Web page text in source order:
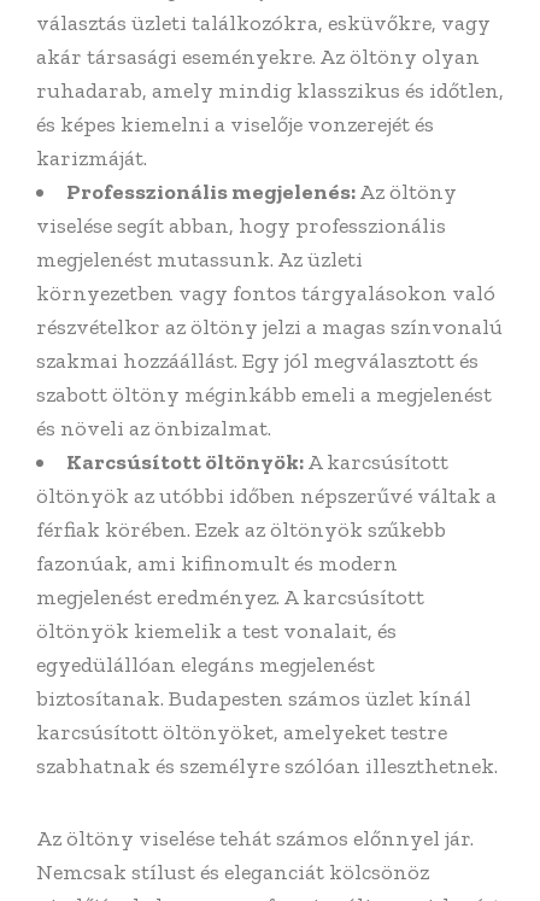
választás üzleti találkozókra, esküvőkre, vagy
akár társasági eseményekre. Az öltöny olyan
ruhadarab, amely mindig klasszikus és időtlen,
és képes kiemelni a viselője vonzerejét és
karizmáját.
Professzionális megjelenés:Az öltöny
viselése segít abban, hogy professzionális
megjelenést mutassunk. Az üzleti
környezetben vagy fontos tárgyalásokon való
részvételkor az öltöny jelzi a magas színvonalú
szakmai hozzáállást. Egy jól megválasztott és
szabott öltöny méginkább emeli a megjelenést
és növeli az önbizalmat.
Karcsúsított öltönyök:A karcsúsított
öltönyök az utóbbi időben népszerűvé váltak a
férfiak körében. Ezek az öltönyök szűkebb
fazonúak, ami kifinomult és modern
megjelenést eredményez. A karcsúsított
öltönyök kiemelik a test vonalait, és
egyedülállóan elegáns megjelenést
biztosítanak. Budapesten számos üzlet kínál
karcsúsított öltönyöket, amelyeket testre
szabhatnak és személyre szólóan illeszthetnek.
Az öltöny viselése tehát számos előnnyel jár.
Nemcsak stílust és eleganciát kölcsönöz